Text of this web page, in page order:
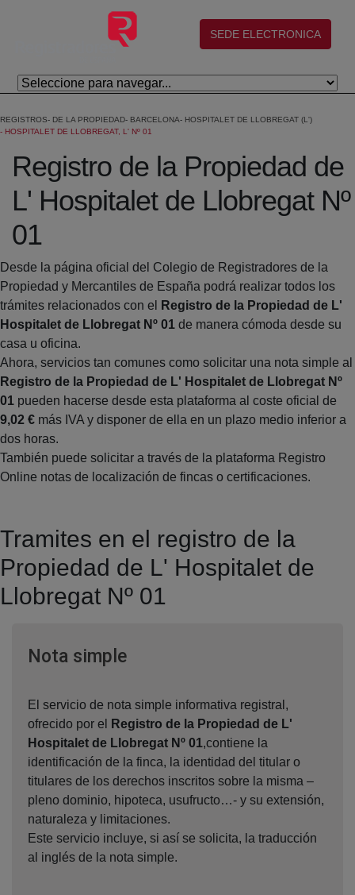
Eduki nagusira joan
(abre en nueva ventana)
SEDE ELECTRONICA
REGISTROS DE LA PROPIEDAD BARCELONA
HOSPITALET DE LLOBREGAT (L')
HOSPITALET DE LLOBREGAT, L' Nº 01
Registro de la Propiedad de
L' Hospitalet de Llobregat Nº
01
Desde la página oficial del Colegio de Registradores de la
Propiedad y Mercantiles de España podrá realizar todos los
trámites relacionados con el
Registro de la Propiedad de L'
Hospitalet de Llobregat Nº 01 de manera cómoda desde su
casa u oficina.
Ahora, servicios tan comunes como solicitar una nota simple al
Registro de la Propiedad de L' Hospitalet de Llobregat Nº
01 pueden hacerse desde esta plataforma al coste oficial de
9,02 € más IVA y disponer de ella en un plazo medio inferior a
dos horas.
También puede solicitar a través de la plataforma Registro
Online notas de localización de fincas o certificaciones.
Tramites en el registro de la
Propiedad de L' Hospitalet de
Llobregat Nº 01
Nota simpleVentana nueva
El servicio de nota simple informativa registral,
ofrecido por el
Registro de la Propiedad de L'
Hospitalet de Llobregat Nº 01,contiene la
identificación de la finca, la identidad del titular o
titulares de los derechos inscritos sobre la misma –
pleno dominio, hipoteca, usufructo…- y su extensión,
naturaleza y limitaciones.
Este servicio incluye, si así se solicita, la traducción
al inglés de la nota simple.